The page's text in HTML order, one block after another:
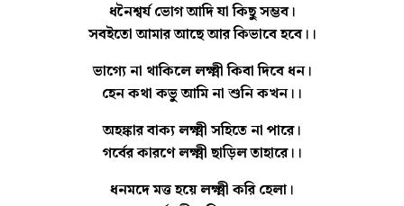
ধনৈশ্বর্য ভোগ আদি যা কিছু সম্ভব।
সবইতো আমার আছে আর কিভাবে হবে।।
ভাগ্যে না থাকিলে লক্ষ্মী কিবা দিবে ধন।
হেন কথা কভু আমি না শুনি কখন।।
অহঙ্কার বাক্য লক্ষ্মী সহিতে না পারে।
গর্বের কারণে লক্ষ্মী ছাড়িল তাহারে।।
ধনমদে মত্ত হয়ে লক্ষ্মী করি হেলা।